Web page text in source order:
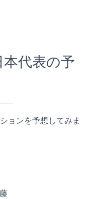
代表の予
ョンを予想してみま